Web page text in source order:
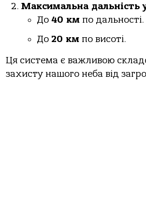
Максимальна дальність
До 40 км по дальності.
До 20 км по висоті.
Ця система є важливою
захисту нашого неба від